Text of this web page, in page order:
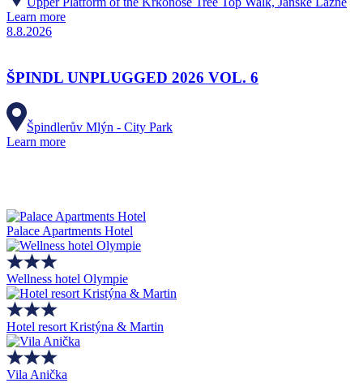
Learn more
8.8.2026
ŠPINDL UNPLUGGED 2026 VOL. 6
Špindlerův Mlýn - City Park
Learn more
Palace Apartments Hotel
Wellness hotel Olympie
Hotel resort Kristýna & Martin
Vila Anička